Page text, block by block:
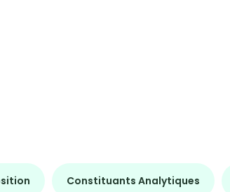
Constituants Analytiques